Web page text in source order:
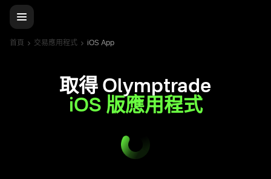
首頁 交易應用程式 iOS App
取得 Olymptrade
iOS 版應用程式